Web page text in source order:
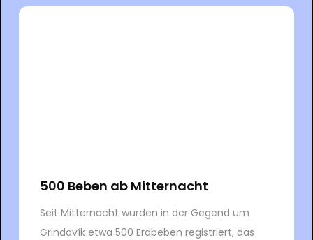
500 Beben ab Mitternacht
Seit Mitternacht wurden in der Gegend um
Grindavík etwa 500 Erdbeben registriert, das